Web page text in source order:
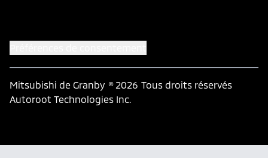
Mitsubishi de Granby © 2026 Tous droits réservés
Autoroot Technologies Inc.